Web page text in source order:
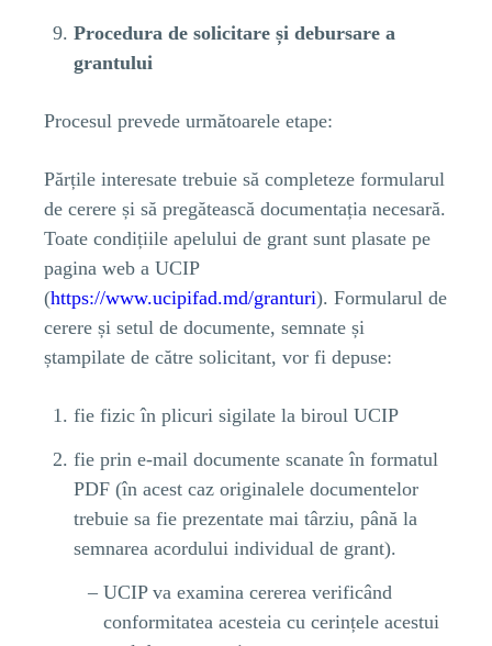
Procedura de solicitare și debursare a
grantului
Procesul prevede următoarele etape:
Părțile interesate trebuie să completeze formularul
de cerere și să pregătească documentația necesară.
Toate condițiile apelului de grant sunt plasate pe
pagina web a UCIP
(https://www.ucipifad.md/granturi). Formularul de
cerere și setul de documente, semnate și
ștampilate de către solicitant, vor fi depuse:
fie fizic în plicuri sigilate la biroul UCIP
fie prin e-mail documente scanate în formatul
PDF (în acest caz originalele documentelor
trebuie sa fie prezentate mai târziu, până la
semnarea acordului individual de grant).
UCIP va examina cererea verificând
conformitatea acesteia cu cerințele acestui